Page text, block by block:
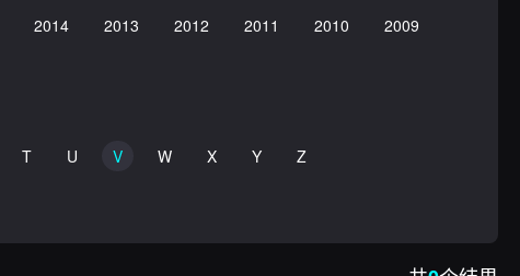
2014 2013 2012 2011 2010
2009
T U V W X Y
Z